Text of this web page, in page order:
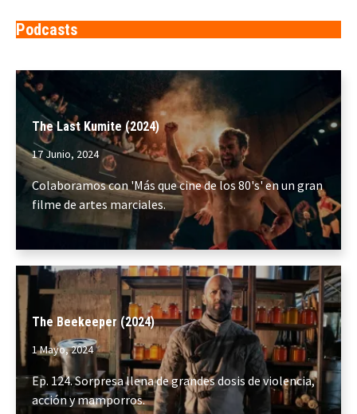
Podcasts
The Last Kumite (2024)
17 Junio, 2024
Colaboramos con 'Más que cine de los 80's' en un gran
filme de artes marciales.
The Beekeeper (2024)
1 Mayo, 2024
Ep. 124. Sorpresa llena de grandes dosis de violencia,
acción y mamporros.